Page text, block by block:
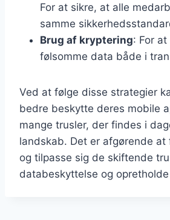
For at sikre, at alle
samme
Brug af kryptering: For
følsomme data både i
Ved at følge disse strategier
bedre beskytte deres mobile
mange trusler, der findes i
landskab. Det er afgørende at
og tilpasse sig de skiftende
databeskyttelse og